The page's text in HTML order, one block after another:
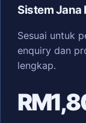
Sistem Jana
Sesuai untuk
enquiry dan
lengkap.